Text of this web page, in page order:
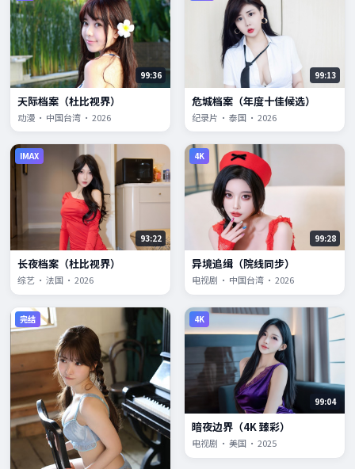
99:36
天际档案（杜比视界）
动漫 · 中国台湾 · 2026
99:13
危城档案（年度十佳候选）
纪录片 · 泰国 · 2026
IMAX
93:22
长夜档案（杜比视界）
综艺 · 法国 · 2026
4K
99:28
异境追缉（院线同步）
电视剧 · 中国台湾 · 2026
完结 4K
99:04
暗夜边界（4K 臻彩）
电视剧 · 美国 · 2025